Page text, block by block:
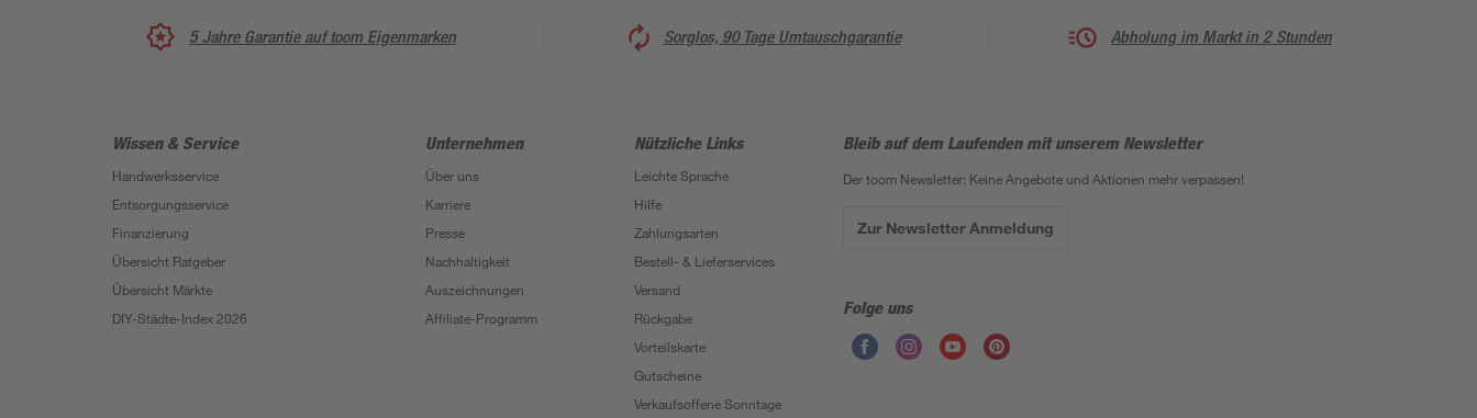
5 Jahre Garantie auf toom Eigenmarken Sorglos, 90 Tage Umtauschgarantie Abholung im Markt in 2 Stunden
Wissen & Service
Handwerksservice
Entsorgungsservice
Finanzierung
Übersicht Ratgeber
Übersicht Märkte
DIY-Städte-Index 2026
Unternehmen
Über uns
Karriere
Presse
Nachhaltigkeit
Auszeichnungen
Affiliate-Programm
Nützliche Links
Leichte Sprache
Hilfe
Zahlungsarten
Bestell- & Lieferservices
Versand
Rückgabe
Vorteilskarte
Gutscheine
Verkaufsoffene Sonntage
Bleib auf dem Laufenden mit unserem Newsletter
Der toom Newsletter: Keine Angebote und Aktionen mehr verpassen!
Zur Newsletter Anmeldung
Folge uns